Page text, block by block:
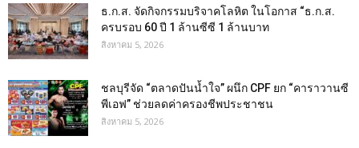
ธ.ก.ส. จัดกิจกรรมบริจาคโลหิต ในโอกาส “ธ.ก.ส.
ครบรอบ 60 ปี 1 ล้านซีซี 1 ล้านบาท
สิงหาคม 5, 2026
ชลบุรีจัด “ตลาดปันน้ำใจ” ผนึก CPF ยก “คาราวานซี
พีเอฟ” ช่วยลดค่าครองชีพประชาชน
สิงหาคม 5, 2026